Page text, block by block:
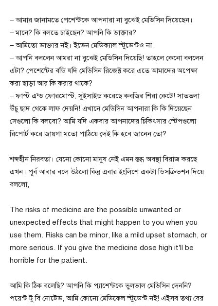
– আমার জানামতে পেশেন্টকে আপনারা না বুঝেই মেডিসিন দিয়েছেন।
– মানে? কি বলতে চাইছেন? আপনি কি ডাক্তার?
– আমিতো ডাক্তার নই। ইভেন মেডিক্যাল স্টুডেন্টও না।
– আপনি বললেন আমরা না বুঝেই মেডিসিন দিয়েছি! তাহলে কেনো বললেন
এটা? পেশেন্টের বডি যদি মেডিসিন রিজেক্ট করে এতে আমাদের অপেক্ষা
করা ছাড়া আর কি করার থাকে?
– ফাস্ট এন্ড ফোরমোস্ট, সুইসাইড করেছে কবজির শিরা কেটে! সাততলা
উঁচু ছাদ থেকে লাফ দেয়নি! এখানে মেডিসিন আপনারা কি কি দিয়েছেন
সেগুলো কি বলবো? আমি যদি একবার আপনাদের চিকিৎসার স্টেপগুলো
রিপোর্ট করে জায়গা মতো পাঠিয়ে দেই কি হবে জানেন তো?
শব্দহীন নিরবতা। যেনো কোনো মানুষ নেই এমন স্তব্ধ অবস্থা বিরাজ করছে
এখন। পূর্ব আবার বলে উঠলো কিন্তু এবার ইংলিশে একটা ডিসক্রিভশন দিয়ে
বললো,
The risks of medicine are the possible unwanted or
unexpected effects that might happen to you when you
use them. Risks can be minor, like a mild upset stomach, or
more serious. If you give the medicine dose high it’ll be
horrible for the patient.
আমি কি ঠিক বলেছি? আপনি কি প্যাশেন্টকে ভুলভাল মেডিসিন দেননি?
পয়েন্ট টু বি নোটেড, আমি কোনো মেডিকেল স্টুডেন্ট নই! এইসব তথ্য বের